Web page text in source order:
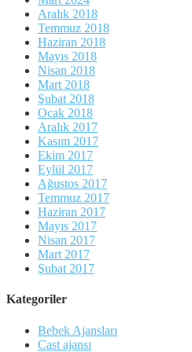
Aralık 2018
Temmuz 2018
Haziran 2018
Mayıs 2018
Nisan 2018
Mart 2018
Şubat 2018
Ocak 2018
Aralık 2017
Kasım 2017
Ekim 2017
Eylül 2017
Ağustos 2017
Temmuz 2017
Haziran 2017
Mayıs 2017
Nisan 2017
Mart 2017
Şubat 2017
Kategoriler
Bebek Ajansları
Cast ajansı